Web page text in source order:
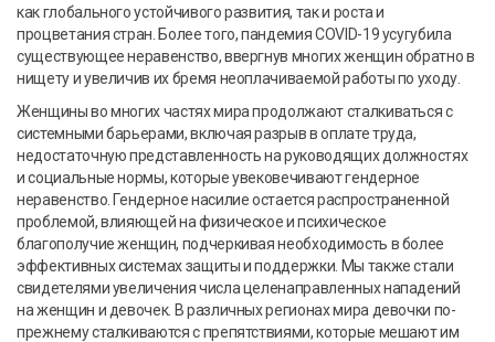
как глобального устойчивого развития, так и роста и
процветания стран. Более того, пандемия COVID-19 усугубила
существующее неравенство, ввергнув многих женщин обратно в
нищету и увеличив их бремя неоплачиваемой работы по уходу.
Женщины во многих частях мира продолжают сталкиваться с
системными барьерами, включая разрыв в оплате труда,
недостаточную представленность на руководящих должностях
и социальные нормы, которые увековечивают гендерное
неравенство. Гендерное насилие остается распространенной
проблемой, влияющей на физическое и психическое
благополучие женщин, подчеркивая необходимость в более
эффективных системах защиты и поддержки. Мы также стали
свидетелями увеличения числа целенаправленных нападений
на женщин и девочек. В различных регионах мира девочки по-
прежнему сталкиваются с препятствиями, которые мешают им